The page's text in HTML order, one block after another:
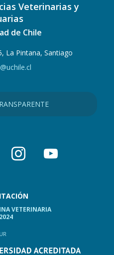
Veterinarias y
de Chile
La Pintana, Santiago
VETERINARIA